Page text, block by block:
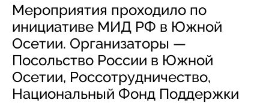
Мероприятия проходило по
инициативе МИД РФ в Южной
Осетии. Организаторы —
Посольство России в Южной
Осетии, Россотрудничество,
Национальный Фонд Поддержки